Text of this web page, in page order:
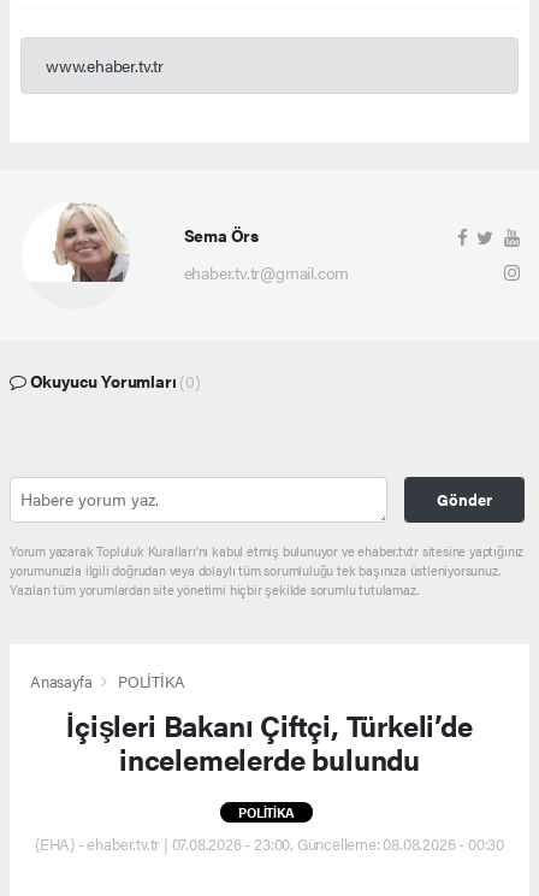
www.ehaber.tv.tr
Sema Örs
ehaber.tv.tr@gmail.com
Okuyucu Yorumları (0)
Gönder
Yorum yazarak Topluluk Kuralları’nı kabul etmiş bulunuyor ve ehaber.tv.tr sitesine yaptığınız
yorumunuzla ilgili doğrudan veya dolaylı tüm sorumluluğu tek başınıza üstleniyorsunuz.
Yazılan tüm yorumlardan site yönetimi hiçbir şekilde sorumlu tutulamaz.
Anasayfa POLİTİKA
İçişleri Bakanı Çiftçi, Türkeli’de
incelemelerde bulundu
POLİTİKA
(EHA) - ehaber.tv.tr | 07.08.2026 - 23:00, Güncelleme: 08.08.2026 - 00:30